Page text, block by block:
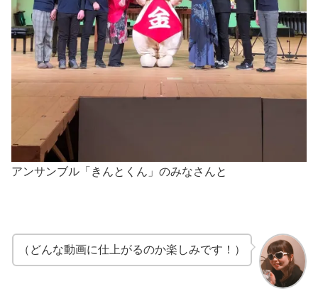
アンサンブル「きんとくん」のみなさんと
（どんな動画に仕上がるのか楽しみです！）